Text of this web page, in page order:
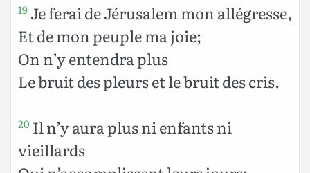
19 Je ferai de Jérusalem mon allégresse,
Et de mon peuple ma joie;
On n’y entendra plus
Le bruit des pleurs et le bruit des cris.
20 Il n’y aura plus ni enfants ni
vieillards